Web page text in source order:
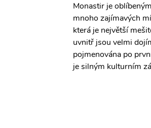
Monastir je
mnoho zajímavých
která je největší
uvnitř jsou velmi
pojmenována po
je silným kulturním